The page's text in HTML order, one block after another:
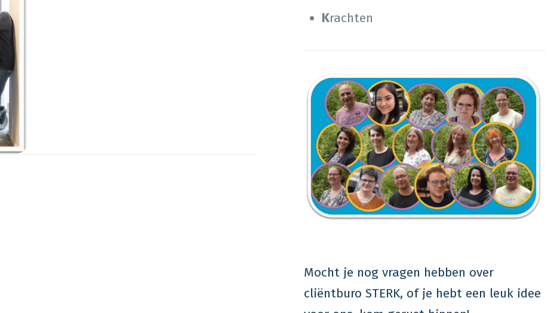
Krachten
Mocht je nog vragen hebben over
cliëntburo STERK, of je hebt een leuk idee